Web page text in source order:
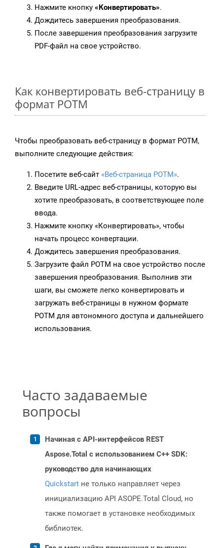
Нажмите кнопку «Конвертировать».
Дождитесь завершения преобразования.
После завершения преобразования загрузите
PDF-файл на свое устройство.
Как конвертировать веб-страницу в
формат POTM
Чтобы преобразовать веб-страницу в формат POTM,
выполните следующие действия:
Посетите веб-сайт «Веб-страница POTM».
Введите URL-адрес веб-страницы, которую вы
хотите преобразовать, в соответствующее поле
ввода.
Нажмите кнопку «Конвертировать», чтобы
начать процесс конвертации.
Дождитесь завершения преобразования.
Загрузите файл POTM на свое устройство после
завершения преобразования. Выполнив эти
шаги, вы сможете легко конвертировать и
загружать веб-страницы в нужном формате
POTM для автономного доступа и дальнейшего
использования.
Часто задаваемые
вопросы
Начиная с API-интерфейсов REST
Aspose.Total с использованием C++ SDK:
руководство для начинающих
Quickstart не только направляет через
инициализацию API ASOPE.Total Cloud, но
также помогает в установке необходимых
библиотек.